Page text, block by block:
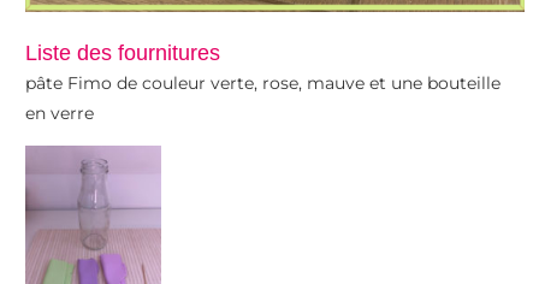
rouge, posez le au milieu et recouvrez le puis modelez le
pour essayer de faire la forme d’un radis. Pour faire les
tiges, faites 3 petits colombins verts, assemblez les, faites
Liste des fournitures
pâte Fimo de couleur verte, rose, mauve et une bouteille
en verre